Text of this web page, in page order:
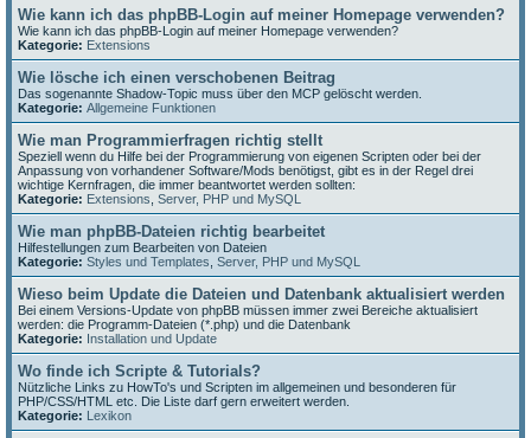
Wie kann ich das phpBB-Login auf meiner Homepage verwenden?
Wie kann ich das phpBB-Login auf meiner Homepage verwenden?
Kategorie: Extensions
Wie lösche ich einen verschobenen Beitrag
Das sogenannte Shadow-Topic muss über den MCP gelöscht werden.
Kategorie: Allgemeine Funktionen
Wie man Programmierfragen richtig stellt
Speziell wenn du Hilfe bei der Programmierung von eigenen Scripten oder bei der
Anpassung von vorhandener Software/Mods benötigst, gibt es in der Regel drei
wichtige Kernfragen, die immer beantwortet werden sollten:
Kategorie: Extensions Server, PHP und MySQL
Wie man phpBB-Dateien richtig bearbeitet
Hilfestellungen zum Bearbeiten von Dateien
Kategorie: Styles und Templates Server, PHP und MySQL
Wieso beim Update die Dateien und Datenbank aktualisiert werden
Bei einem Versions-Update von phpBB müssen immer zwei Bereiche aktualisiert
werden: die Programm-Dateien (*.php) und die Datenbank
Kategorie: Installation und Update
Wo finde ich Scripte & Tutorials?
Nützliche Links zu HowTo's und Scripten im allgemeinen und besonderen für
PHP/CSS/HTML etc. Die Liste darf gern erweitert werden.
Kategorie: Lexikon